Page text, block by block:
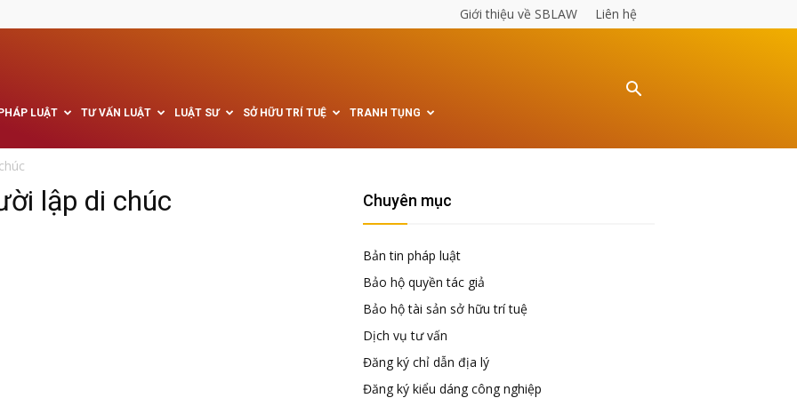
Giới thiệu về SBLAW Liên hệ
LUẬT TƯ VẤN LUẬT LUẬT SƯ SỞ HỮU TRÍ TUỆ TRANH TỤNG
lập di chúc Chuyên mục
Bản tin pháp luật
Bảo hộ quyền tác giả
Bảo hộ tài sản sở hữu trí tuệ
Dịch vụ tư vấn
Đăng ký chỉ dẫn địa lý
Đăng ký kiểu dáng công nghiệp